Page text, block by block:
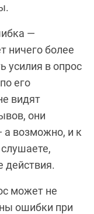
—
ничего более
усилия в опрос
его
видят
они
а возможно, и к
действия.
может не
ошибки при